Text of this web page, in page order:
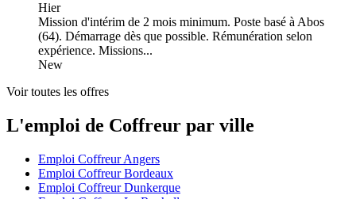
Hier
Mission d'intérim de 2 mois minimum. Poste basé à Abos
(64). Démarrage dès que possible. Rémunération selon
expérience. Missions...
New
Voir toutes les offres
L'emploi de Coffreur par ville
Emploi Coffreur Angers
Emploi Coffreur Bordeaux
Emploi Coffreur Dunkerque